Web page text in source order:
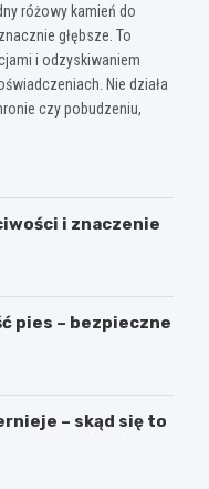
różowy kamień do
głębsze. To
i odzyskiwaniem
Nie działa
czy pobudzeniu,
i znaczenie
pies – bezpieczne
– skąd się to